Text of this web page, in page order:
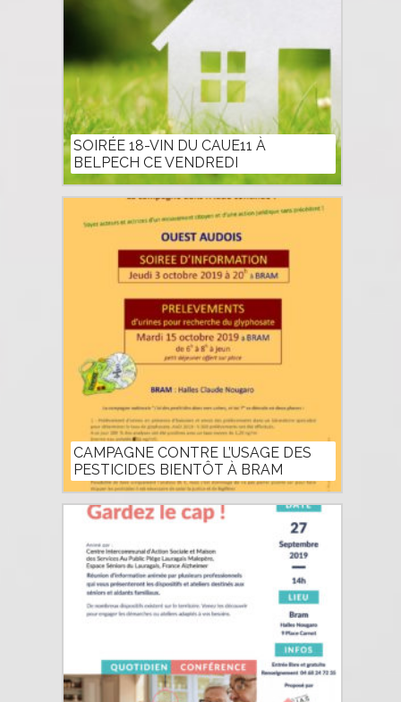
SOIRÉE 18-VIN DU CAUE11 À
BELPECH CE VENDREDI
CAMPAGNE CONTRE L’USAGE DES
PESTICIDES BIENTÔT À BRAM